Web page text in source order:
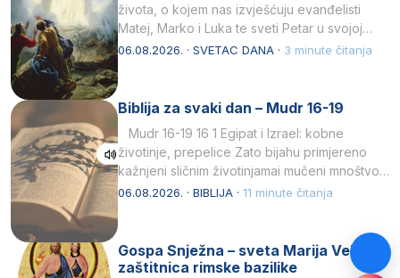
života, o kojem nas izvješćuju evanđelisti
Matej, Marko i Luka te sveti Petar u svojoj
drugoj…
06.08.2026. · SVETAC DANA · 3 minute čitanja
Biblija za svaki dan – Mudr 16-19
Mudr 16-19 16 1 Egipat i Izrael: kobne
životinje, prepelice Zato bijahu primjereno
kažnjeni sličnim životinjamai mučeni mnoštvom
kukaca.2 A narod…
06.08.2026. · BIBLIJA · 11 minute čitanja
Gospa Snježna – sveta Marija Velika,
zaštitnica rimske bazilike